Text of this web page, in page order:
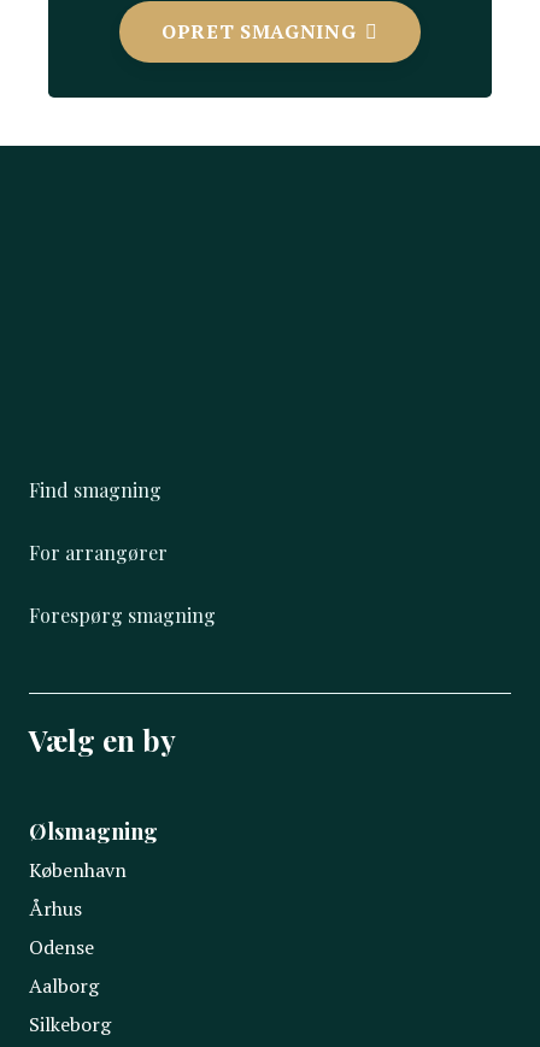
OPRET SMAGNING
Find smagning
For arrangører
Forespørg smagning
Vælg en by
Ølsmagning
København
Århus
Odense
Aalborg
Silkeborg